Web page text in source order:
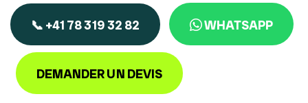
📞 +41 78 319 32 82 WHATSAPP
DEMANDER UN DEVIS